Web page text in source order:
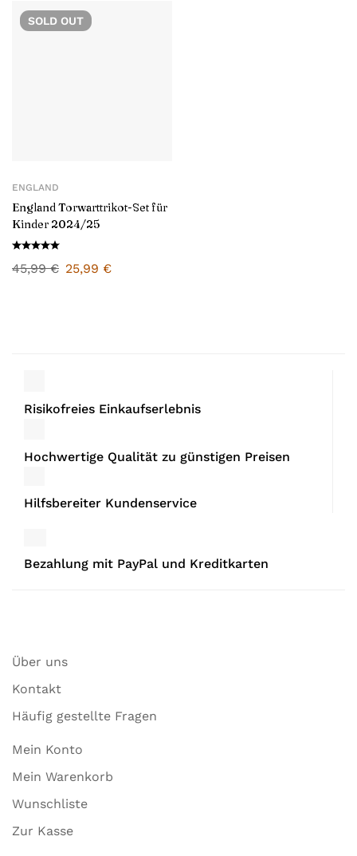
SOLD OUT
ENGLAND
England Torwarttrikot-Set für
Kinder 2024/25
45,99€ 25,99 €
Risikofreies Einkaufserlebnis
Hochwertige Qualität zu günstigen Preisen
Hilfsbereiter Kundenservice
Bezahlung mit PayPal und Kreditkarten
Über uns
Kontakt
Häufig gestellte Fragen
Mein Konto
Mein Warenkorb
Wunschliste
Zur Kasse